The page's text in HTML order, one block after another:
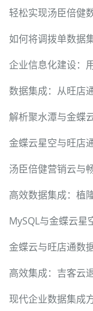
轻松实现汤臣倍健
如何将调拨单数据
企业信息化建设：
数据集成：从旺店
解析聚水潭与金蝶
金蝶云星空与旺店
汤臣倍健营销云与
高效数据集成：植
MySQL与金蝶云星
金蝶云与旺店通数
高效集成：吉客云
现代企业数据集成